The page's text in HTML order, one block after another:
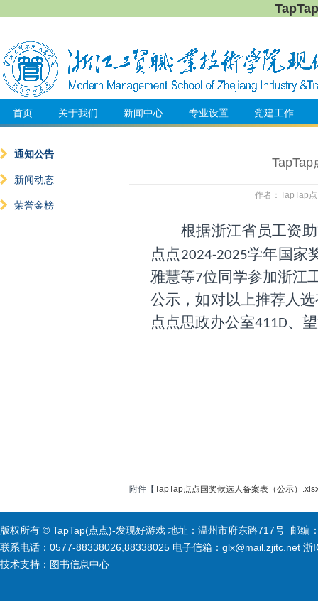
首页 关于我们 新闻中心 专业设置 党建工作
通知公告
新闻动态
荣誉金榜
作者：TapTap
根据浙江省员工资
点点2024-2025学年国家
雅慧等7位 同学参加浙江
公示，如对以上推荐人
点点思政办公室411D、
附件【TapTap点点国奖候选人备案表（公示）
版权所有 © TapTap(点点)-发现好游戏 地址：温州市府东路717号 邮编
联系电话：0577-88338026,88338025 电子信箱：glx@mail.zjitc.net 浙
技术支持：图书信息中心